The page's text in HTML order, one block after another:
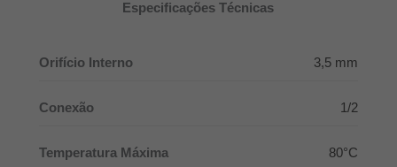
Especificações Técnicas
Orifício Interno 3,5 mm
Conexão 1/2
Temperatura Máxima 80°C